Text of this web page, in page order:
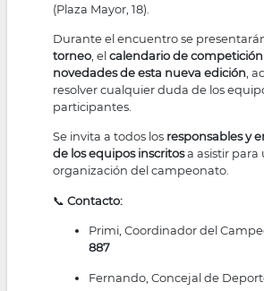
(Plaza Mayor, 18).
Durante el encuentro se
torneo , elcalendario de competición
novedades de esta nueva edición ,
resolver cualquier duda de los
participantes.
Se invita a todos los responsables y
de los equipos inscritosa asistir para
organización del campeonato.
📞Contacto:
Primi, Coordinador del
887
Fernando, Concejal de